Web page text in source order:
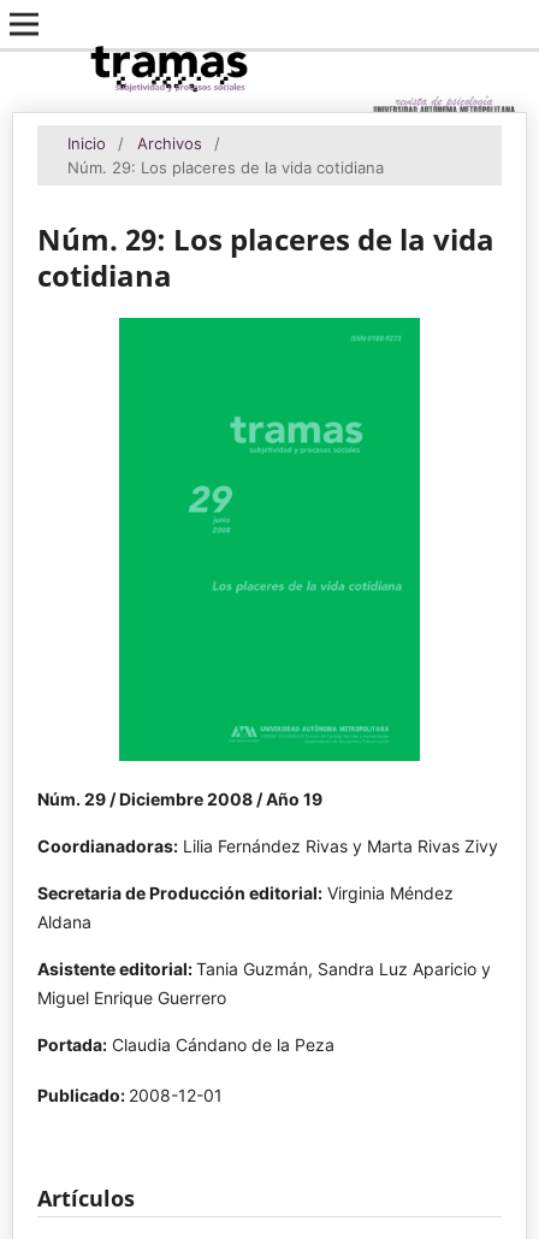
Inicio / Archivos
/
Núm. 29: Los placeres de la vida cotidiana
Núm. 29: Los placeres de la vida
cotidiana
Núm. 29 / Diciembre 2008 / Año 19
Coordianadoras:Lilia Fernández Rivas y Marta Rivas Zivy
Secretaria de Producción editorial:Virginia Méndez
Aldana
Asistente editorial:Tania Guzmán, Sandra Luz Aparicio y
Miguel Enrique Guerrero
Portada:Claudia Cándano de la Peza
Publicado: 2008-12-01
Artículos